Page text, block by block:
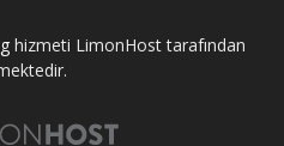
hizmeti LimonHost tarafından